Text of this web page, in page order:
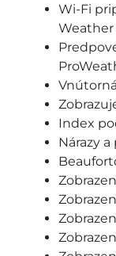
Wi-Fi
Index
Nárazy